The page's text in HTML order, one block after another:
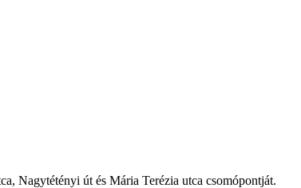
Nagytétényi út és Mária Terézia utca csomópontját.